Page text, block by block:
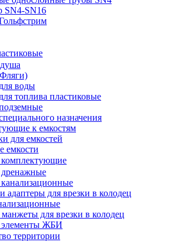
SN4-SN16
воды
топлива пластиковые
назначения
к емкостям
для емкостей
емкости
адаптеры для врезки в колодец
для врезки в колодец
элементы ЖБИ
территории